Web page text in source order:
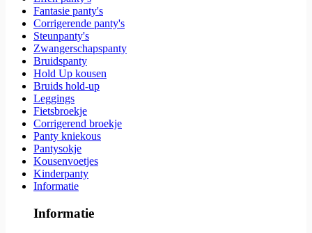
Fantasie panty's
Corrigerende panty's
Steunpanty's
Zwangerschapspanty
Bruidspanty
Hold Up kousen
Bruids hold-up
Leggings
Fietsbroekje
Corrigerend broekje
Panty kniekous
Pantysokje
Kousenvoetjes
Kinderpanty
Informatie
Informatie